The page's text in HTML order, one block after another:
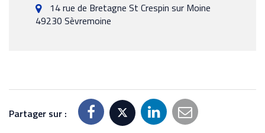
14 rue de Bretagne St Crespin sur Moine
49230 Sèvremoine
Partager sur :